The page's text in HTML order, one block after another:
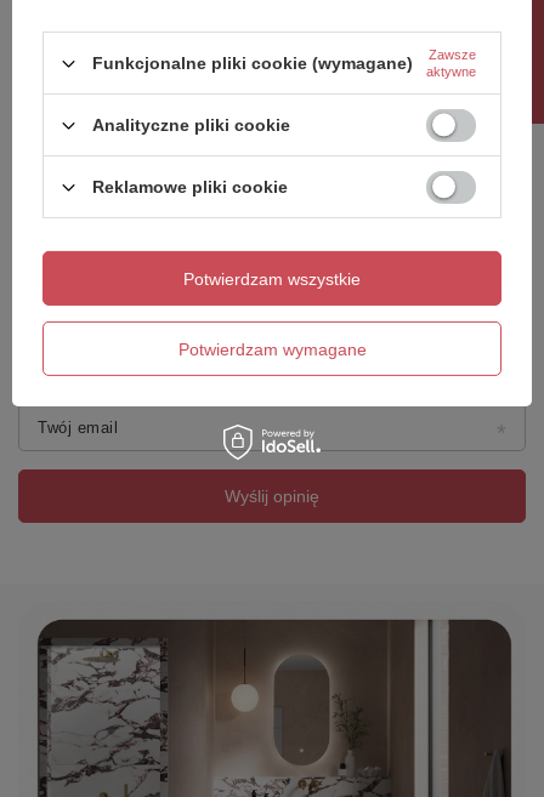
Twój email
Wyślij opinię
Funkcjonalne pliki cookie (wymagane)
Zawsze
aktywne
Analityczne pliki cookie
Reklamowe pliki cookie
Potwierdzam wymagane
Potwierdzam wszystkie